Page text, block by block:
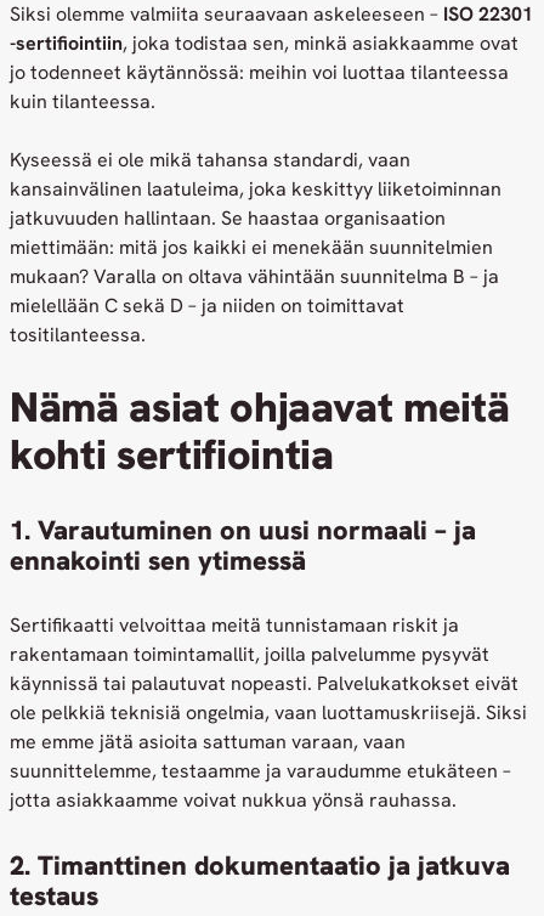
Siksi olemme valmiita seuraavaan askeleeseen – ISO 22301
-sertifiointiin, joka todistaa sen, minkä asiakkaamme ovat
jo todenneet käytännössä: meihin voi luottaa tilanteessa
kuin tilanteessa.
Kyseessä ei ole mikä tahansa standardi, vaan
kansainvälinen laatuleima, joka keskittyy liiketoiminnan
jatkuvuuden hallintaan. Se haastaa organisaation
miettimään: mitä jos kaikki ei menekään suunnitelmien
mukaan? Varalla on oltava vähintään suunnitelma B – ja
mielellään C sekä D – ja niiden on toimittavat
tositilanteessa.
Nämä asiat ohjaavat meitä
kohti sertifiointia
1. Varautuminen on uusi normaali – ja
ennakointi sen ytimessä
Sertifikaatti velvoittaa meitä tunnistamaan riskit ja
rakentamaan toimintamallit, joilla palvelumme pysyvät
käynnissä tai palautuvat nopeasti. Palvelukatkokset eivät
ole pelkkiä teknisiä ongelmia, vaan luottamuskriisejä. Siksi
me emme jätä asioita sattuman varaan, vaan
suunnittelemme, testaamme ja varaudumme etukäteen –
jotta asiakkaamme voivat nukkua yönsä rauhassa.
2. Timanttinen dokumentaatio ja jatkuva
testaus